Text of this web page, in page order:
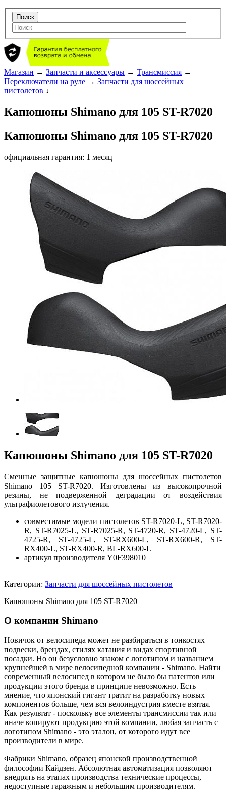
Магазин → Запчасти и аксессуары → Трансмиссия →
Переключатели на руле → Запчасти для шоссейных
пистолетов ↓
Капюшоны Shimano для 105 ST-R7020
Капюшоны Shimano для 105 ST-R7020
официальная гарантия: 1 месяц
Капюшоны Shimano для 105 ST-R7020
Сменные защитные капюшоны для шоссейных пистолетов
Shimano 105 ST-R7020. Изготовлены из высокопрочной
резины, не подверженной деградации от воздействия
ультрафиолетового излучения.
совместимые модели пистолетов ST-R7020-L, ST-R7020-
R, ST-R7025-L, ST-R7025-R, ST-4720-R, ST-4720-L, ST-
4725-R, ST-4725-L, ST-RX600-L, ST-RX600-R, ST-
RX400-L, ST-RX400-R, BL-RX600-L
артикул производителя Y0F398010
Категории: Запчасти для шоссейных пистолетов
Капюшоны Shimano для 105 ST-R7020
О компании Shimano
Новичок от велосипеда может не разбираться в тонкостях
подвески, брендах, стилях катания и видах спортивной
посадки. Но он безусловно знаком с логотипом и названием
крупнейшей в мире велосипедной компании - Shimano. Найти
современный велосипед в котором не было бы патентов или
продукции этого бренда в принципе невозможно. Есть
мнение, что японский гигант тратит на разработку новых
компонентов больше, чем вся велоиндустрия вместе взятая.
Как результат - поскольку все элементы трансмиссии так или
иначе копируют продукцию этой компании, любая запчасть с
логотипом Shimano - это эталон, от которого идут все
производители в мире.
Фабрики Shimano, образец японской производственной
философии Кайдзен. Абсолютная автоматизация позволяют
внедрять на этапах производства технические процессы,
недоступные гаражным и небольшим производителям.